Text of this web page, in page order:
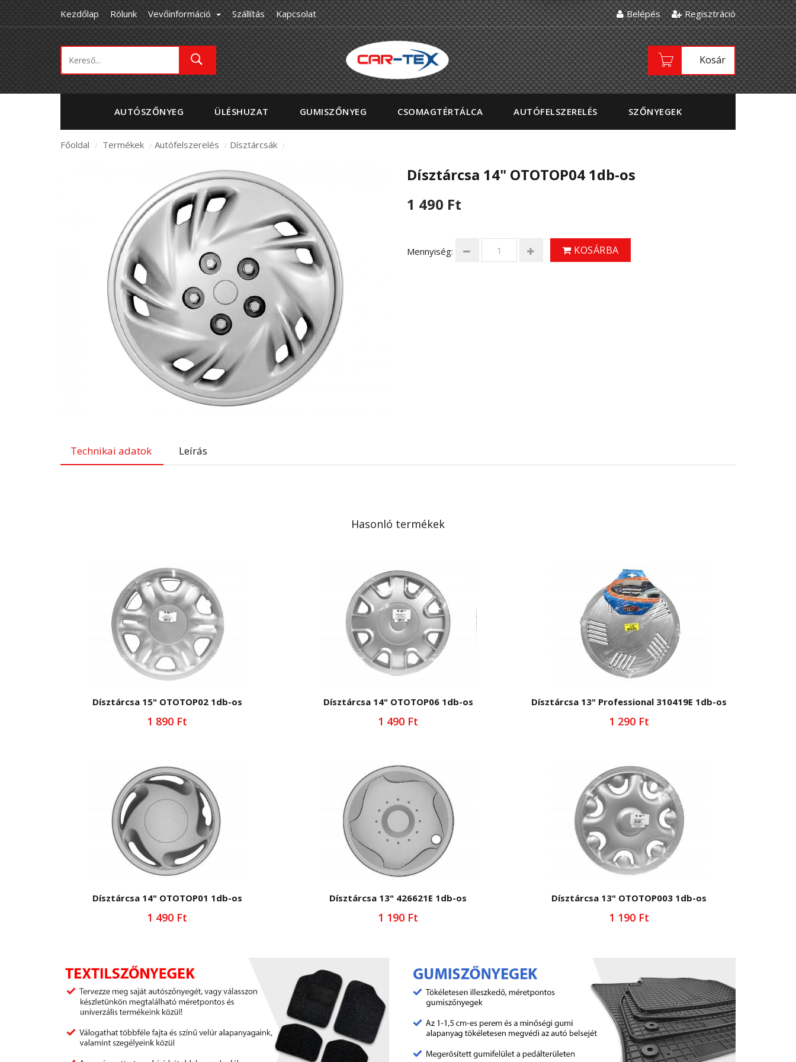
Kezdőlap Rólunk Vevőinformáció Szállítás Kapcsolat Belépés Regisztráció
Kosár
AUTÓSZŐNYEG ÜLÉSHUZAT GUMISZŐNYEG CSOMAGTÉRTÁLCA AUTÓFELSZERELÉS SZŐNYEGEK
Főoldal / Termékek / Autófelszerelés / Dísztárcsák /
Dísztárcsa 14" OTOTOP04 1db-os
1 490 Ft
Mennyiség: KOSÁRBA
Technikai adatok Leírás
Hasonló termékek
Dísztárcsa 15" OTOTOP02 1db-os
1 890 Ft
Dísztárcsa 14" OTOTOP06 1db-os
1 490 Ft
Dísztárcsa 13" Professional 310419E 1db-os
1 290 Ft
Dísztárcsa 14" OTOTOP01 1db-os
1 490 Ft
Dísztárcsa 13" 426621E 1db-os
1 190 Ft
Dísztárcsa 13" OTOTOP003 1db-os
1 190 Ft